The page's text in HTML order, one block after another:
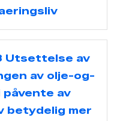
Utsettelse av
av olje-og-
påvente av
betydelig mer